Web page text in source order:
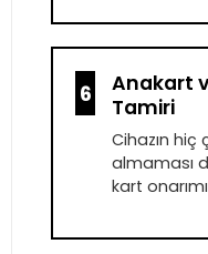
6
Anakart
Tamiri
Cihazın hiç
almaması
kart onarımı